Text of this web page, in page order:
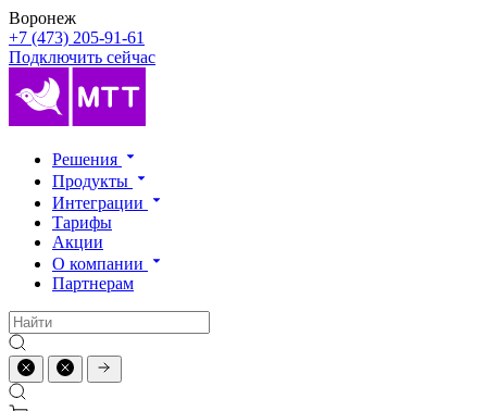
Воронеж
+7 (473) 205-91-61
Подключить сейчас
Решения
Продукты
Интеграции
Тарифы
Акции
О компании
Партнерам